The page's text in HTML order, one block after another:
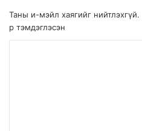
Таны и-мэйл хаягийг нийтлэхгүй.
р тэмдэглэсэн